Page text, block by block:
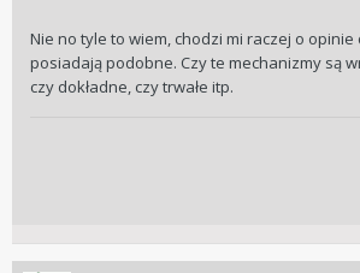
Nie no tyle to wiem, chodzi mi raczej o
posiadają podobne. Czy te mechanizmy są
czy dokładne, czy trwałe itp.